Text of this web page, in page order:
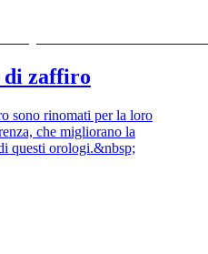
di zaffiro
sono rinomati per la loro
che migliorano la
questi orologi.&nbsp;